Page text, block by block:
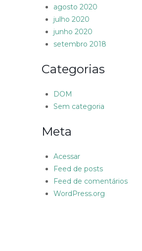
agosto 2020
julho 2020
junho 2020
setembro 2018
Categorias
DOM
Sem categoria
Meta
Acessar
Feed de posts
Feed de comentários
WordPress.org